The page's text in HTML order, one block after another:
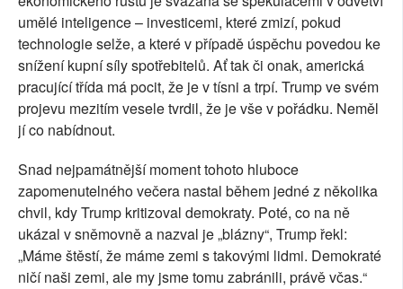
umělé inteligence – investicemi, které zmizí, pokud
technologie selže, a které v případě úspěchu povedou ke
snížení kupní síly spotřebitelů. Ať tak či onak, americká
pracující třída má pocit, že je v tísni a trpí. Trump ve svém
projevu mezitím vesele tvrdil, že je vše v pořádku. Neměl
jí co nabídnout.
Snad nejpamátnější moment tohoto hluboce
zapomenutelného večera nastal během jedné z několika
chvil, kdy Trump kritizoval demokraty. Poté, co na ně
ukázal v sněmovně a nazval je „blázny“, Trump řekl:
„Máme štěstí, že máme zemi s takovými lidmi. Demokraté
ničí naši zemi, ale my jsme tomu zabránili, právě včas.“